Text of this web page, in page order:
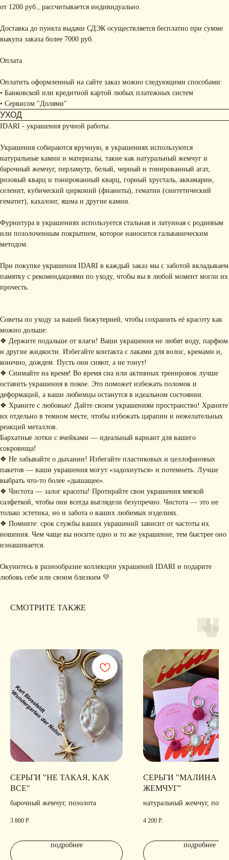
от 1200 руб., рассчитывается индивидуально.
Доставка до пункта выдачи СДЭК осуществляется бесплатно при сумме
выкупа заказа более 7000 руб.
Оплата
Оплатить оформленный на сайте заказ можно следующими способами:
• Банковской или кредитной картой любых платежных систем
• Сервисом "Долями"
УХОД
IDARI - украшения ручной работы.
Украшения собираются вручную, в украшениях используются
натуральные камни и материалы, такие как натуральный жемчуг и
барочный жемчуг, перламутр, белый, черный и тонированный агат,
розовый кварц и тонированный кварц, горный хрусталь, аквамарин,
селенит, кубический цирконий (фианиты), гематин (синтетический
гематит), кахалонг, яшма и другие камни.
Фурнитура в украшениях используется стальная и латунная с родиевым
или позолоченным покрытием, которое наносится гальваническим
методом.
При покупке украшения IDARI в каждый заказ мы с заботой вкладываем
памятку с рекомендациями по уходу, чтобы вы в любой момент могли их
прочесть.
Советы по уходу за вашей бижутерией, чтобы сохранить её красоту как
можно дольше:
❖ Держите подальше от влаги! Ваши украшения не любят воду, парфюм
и другие жидкости. Избегайте контакта с лаками для волос, кремами и,
конечно, дождем. Пусть они сияют, а не тонут!
❖ Снимайте на время! Во время сна или активных тренировок лучше
оставить украшения в покое. Это поможет избежать поломок и
деформаций, а ваши любимцы останутся в идеальном состоянии.
❖ Храните с любовью! Дайте своим украшениям пространство! Храните
их отдельно в темном месте, чтобы избежать царапин и нежелательных
реакций металлов.
Бархатные лотки с ячейками — идеальный вариант для вашего
сокровища!
❖ Не забывайте о дыхании! Избегайте пластиковых и целлофановых
пакетов — ваши украшения могут «задохнуться» и потемнеть. Лучше
выбрать что-то более «дышащее».
❖ Чистота — залог красоты! Протирайте свои украшения мягкой
салфеткой, чтобы они всегда выглядели безупречно. Чистота — это не
только эстетика, но и забота о ваших любимых изделиях.
❖ Помните: срок службы ваших украшений зависит от частоты их
ношения. Чем чаще вы носите одно и то же украшение, тем быстрее оно
изнашивается.
Окунитесь в разнообразие коллекции украшений IDARI и подарите
любовь себе или своим близким 💛
СМОТРИТЕ ТАКЖЕ
СЕРЬГИ "НЕ ТАКАЯ, КАК
ВСЕ"
барочный жемчуг, позолота
3 800 Р.
подробнее
СЕРЬГИ "МАЛИНА И
ЖЕМЧУГ"
натуральный жемчуг,
4 200 Р.
подробнее
ПОДПИШИТЕСЬ НА
РАССЫЛКУ
Я соглашаюсь с обработкой персональных данных в соответствии с
конфиденциальности
Ясоглашаюсьна получение рекламной рассылки
подписаться
• Обмен и возврат
• Доставка и оплата
по уходу
• Упаковка
• Главная
• Каталог
idari.brand@mail.ru
+ 7 (916) 958-00-78
ОГРН 324547600025580
КОНТАКТЫ
Рассказываем о новых
коллекциях, акциях и трендах
РАЗДЕЛЫ ИНТЕРНЕТ-
МАГАЗИНА